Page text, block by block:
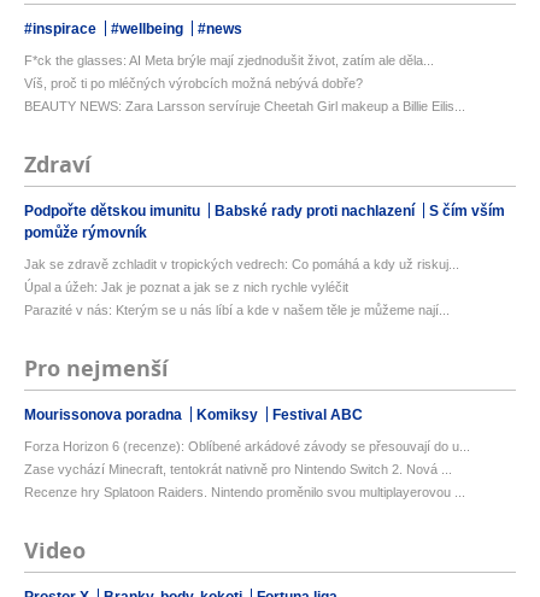
#inspirace #wellbeing #news
F*ck the glasses: AI Meta brýle mají zjednodušit život, zatím ale děla...
Víš, proč ti po mléčných výrobcích možná nebývá dobře?
BEAUTY NEWS: Zara Larsson servíruje Cheetah Girl makeup a Billie Eilis...
Zdraví
Podpořte dětskou imunitu Babské rady proti nachlazení
S čím vším
pomůže rýmovník
Jak se zdravě zchladit v tropických vedrech: Co pomáhá a kdy už riskuj...
Úpal a úžeh: Jak je poznat a jak se z nich rychle vyléčit
Parazité v nás: Kterým se u nás líbí a kde v našem těle je můžeme nají...
Pro nejmenší
Mourissonova poradna Komiksy Festival ABC
Forza Horizon 6 (recenze): Oblíbené arkádové závody se přesouvají do u...
Zase vychází Minecraft, tentokrát nativně pro Nintendo Switch 2. Nová ...
Recenze hry Splatoon Raiders. Nintendo proměnilo svou multiplayerovou ...
Video